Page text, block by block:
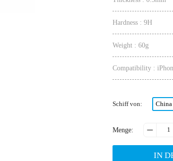
Hardness : 9H
Weight : 60g
Compatibility :
Schiff von: China
Menge: 
IN